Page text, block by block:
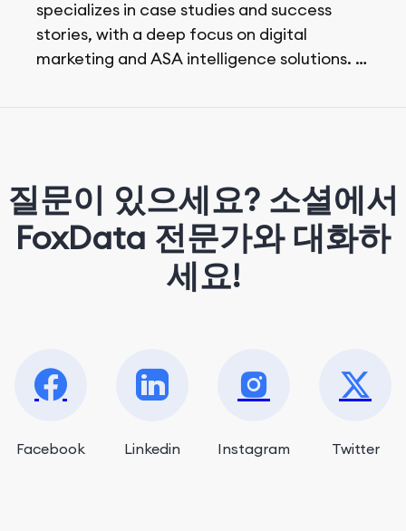
specializes in case studies and success
stories, with a deep focus on digital
marketing and ASA intelligence solutions.
질문이 있으세요? 소셜에서
FoxData 전문가와 대화하
세요!
Facebook Linkedin Instagram Twitter